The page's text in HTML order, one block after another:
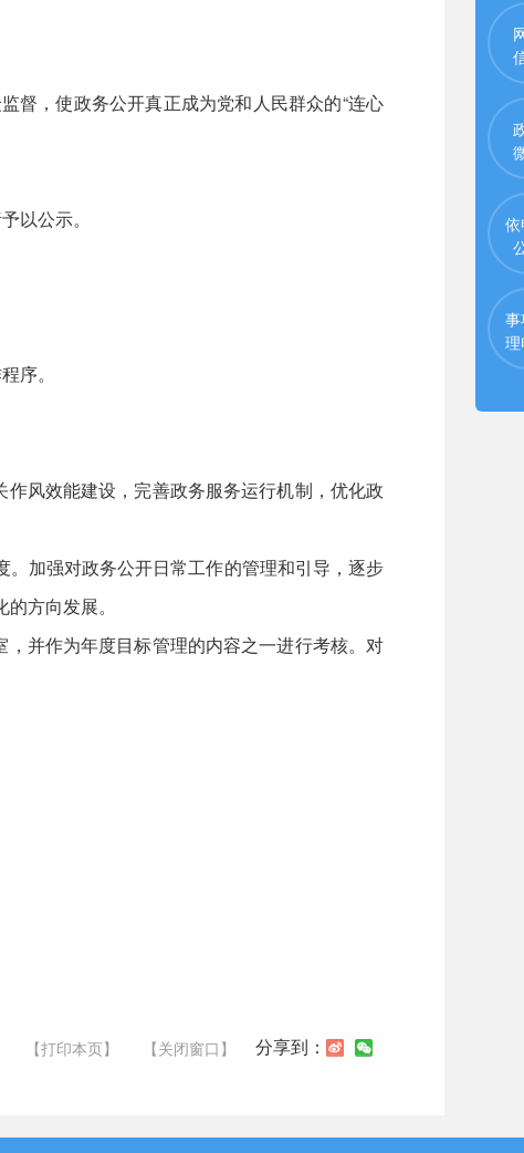
督，使政务公开真正成为党和人民群众的“连心
以公示。
序。
风效能建设，完善政务服务运行机制，优化政
加强对政务公开日常工作的管理和引导，逐步
方向发展。
并作为年度目标管理的内容之一进行考核。对
【打印本页】 【关闭窗口】 分享到：